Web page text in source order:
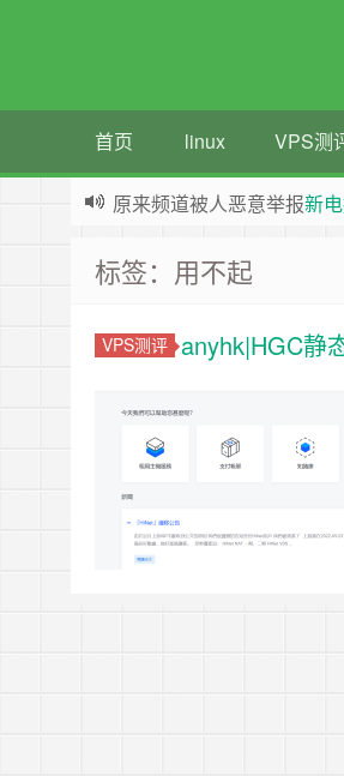
首页 linux VPS测
原来频道被人恶意举报新
greenwebpage|香港|日本|
标签：用不起
VPS测评 anyhk|HGC静